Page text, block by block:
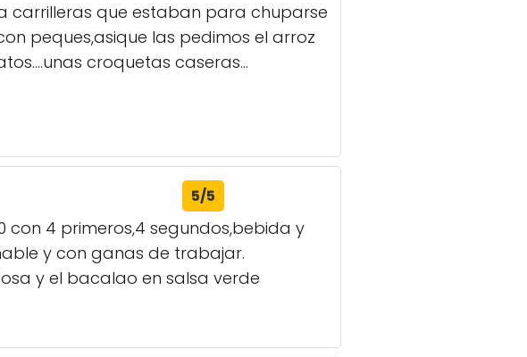
carrilleras que estaban para chuparse
peques,asique las pedimos el arroz
croquetas caseras...
5/5
con 4 primeros,4 segundos,bebida y
y con ganas de trabajar.
y el bacalao en salsa verde